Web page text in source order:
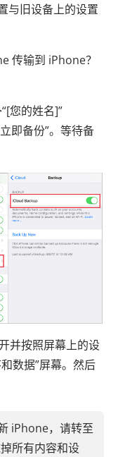
与旧设备上的设置
传输到 iPhone？
您的姓名]”
即备份”。等待备
并按照屏幕上的设
数据”屏幕。然后
iPhone，请转至
掉所有内容和设